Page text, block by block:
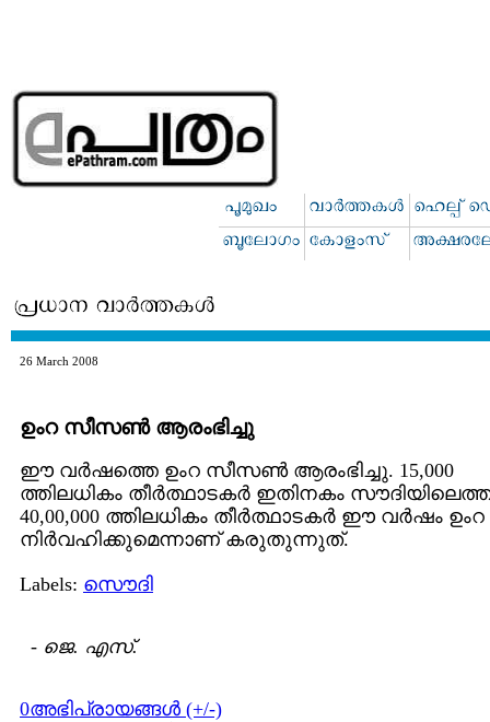
26 March 2008
ഉംറ സീസണ്‍ ആരംഭിച്ചു
ഈ വര്‍ഷത്തെ ഉംറ സീസണ്‍ ആരംഭിച്ചു. 15,000
ത്തിലധികം തീര്‍ത്ഥാടകര്‍ ഇതിനകം
40,00,000 ത്തിലധികം തീര്‍ത്ഥാടകര്‍ ഈ വര്‍ഷം ഉംറ
നിര്‍വഹിക്കുമെന്നാണ് കരുതുന്നുത്.
Labels: സൌദി
- ജെ. എസ്.
0അഭിപ്രായങ്ങള്‍ (+/-)